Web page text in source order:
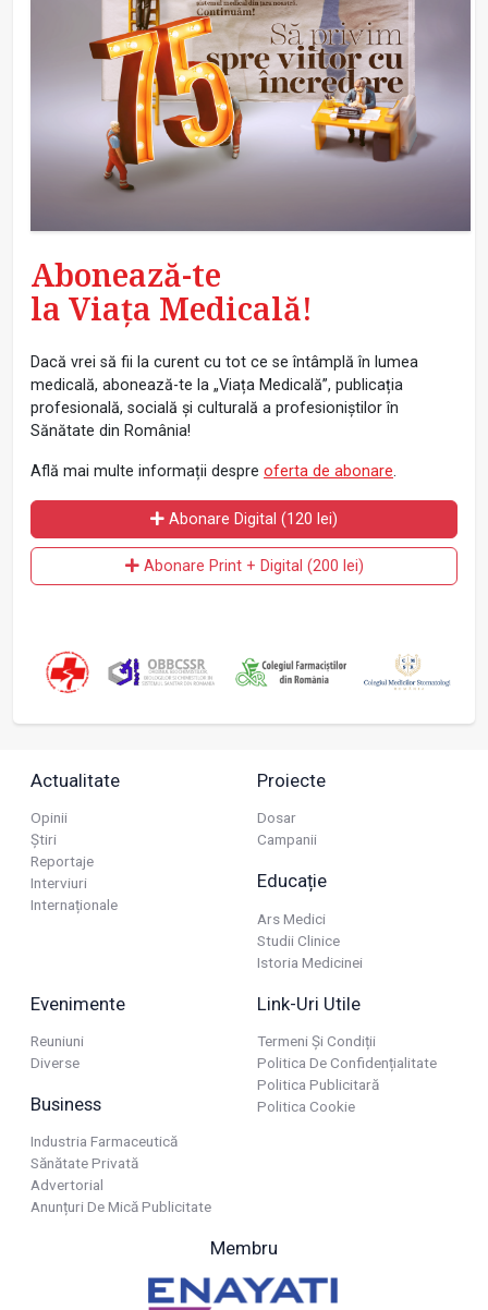
Abonează-te
la Viața Medicală!
Dacă vrei să fii la curent cu tot ce se întâmplă în lumea
medicală, abonează-te la „Viața Medicală”, publicația
profesională, socială și culturală a profesioniștilor în
Sănătate din România!
Află mai multe informații despre oferta de abonare.
Abonare Digital (120 lei)
Abonare Print + Digital (200 lei)
Actualitate
Opinii
Știri
Reportaje
Interviuri
Internaționale
Proiecte
Dosar
Campanii
Educație
Ars Medici
Studii Clinice
Istoria Medicinei
Evenimente
Reuniuni
Diverse
Business
Industria Farmaceutică
Sănătate Privată
Advertorial
Anunțuri De Mică Publicitate
Link-Uri Utile
Termeni Și Condiții
Politica De Confidențialitate
Politica Publicitară
Politica Cookie
Membru